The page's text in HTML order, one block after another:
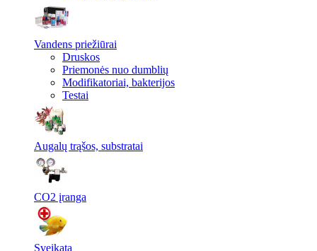
Vandens priežiūrai
Druskos
Priemonės nuo dumblių
Modifikatoriai, bakterijos
Testai
Augalų trąšos, substratai
CO2 įranga
Sveikata